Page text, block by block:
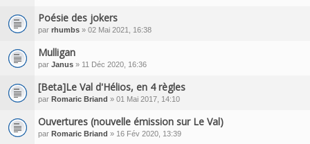
Poésie des jokers
par rhumbs » 02 Mai 2021, 16:38
Mulligan
par Janus » 11 Déc 2020, 16:36
[Beta]Le Val d'Hélios, en 4 règles
par Romaric Briand » 01 Mai 2017, 14:10
Ouvertures (nouvelle émission sur Le Val)
par Romaric Briand » 16 Fév 2020, 13:39